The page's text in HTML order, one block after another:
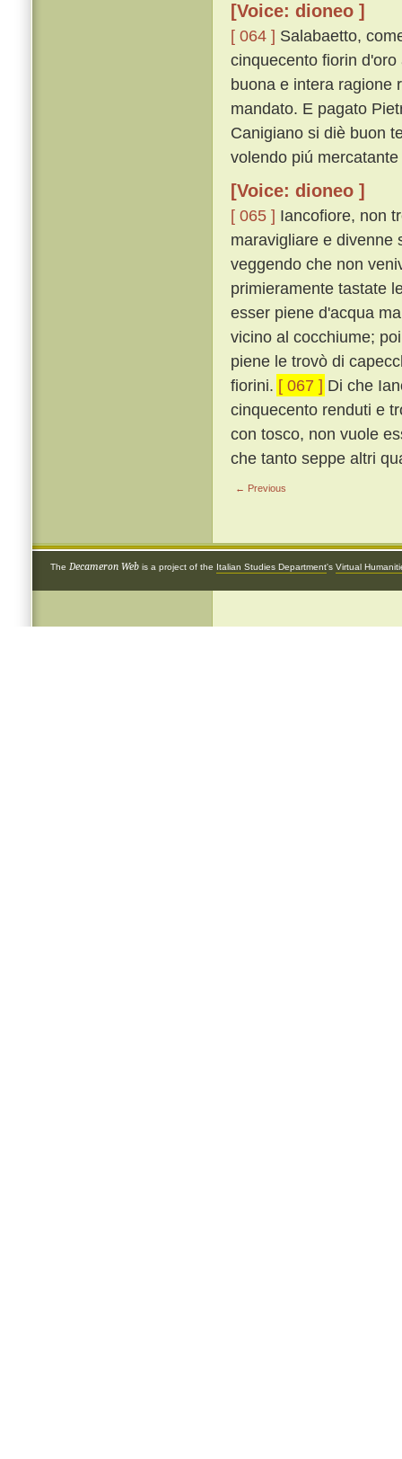
[Voice: dioneo ]
[ 064 ] Salabaetto,
cinquecento fiorin
buona e intera ragione
mandato. E pagato
Canigiano si diè buon
volendo piú
[Voice: dioneo ]
[ 065 ] Iancofiore, non
maravigliare e divenne
veggendo che non
primieramente tastate
esser piene d'acqua
vicino al cocchiume;
piene le trovò di
fiorini. [ 067 ] Di che
cinquecento renduti e
con tosco, non vuole
che tanto seppe altri
← Previous
The Decameron Web is a project of the Italian Studies Department's Virtual